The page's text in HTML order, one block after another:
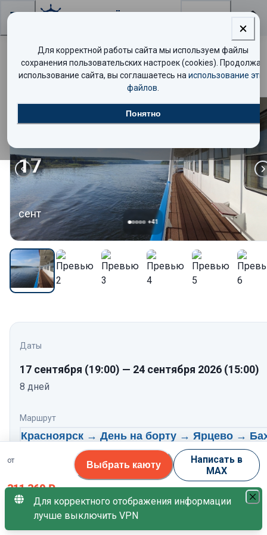
Енисейское путешествие с SimpleWine
+41
17
сент
Даты
17 сентября (19:00) — 24 сентября 2026 (15:00)
8 дней
Маршрут
Красноярск → День на борту → Ярцево →
→ Ворогово → Енисейск → Галанино →
Барабаново → Красноярск
Нажмите, чтобы посмотреть программу по дням
Теплоход
от
311 360₽
за 1 гостя
Выбрать каюту
Написать в
MAX
Для корректной работы сайта мы используем файлы
сохранения пользовательских настроек (cookies). Продолжая
использование сайта, вы соглашаетесь на использование
файлов
Понятно
Для корректного отображения информации
лучше выключить VPN